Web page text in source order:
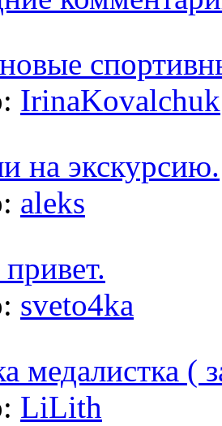
IrinaKovalchuk
на экскурсию.
aleks
sveto4ka
медалистка (
LiLith